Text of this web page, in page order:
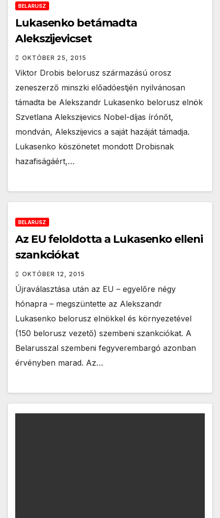
BELARUSZ
Lukasenko betámadta
Alekszijevicset
OKTÓBER 25, 2015
Viktor Drobis belorusz származású orosz
zeneszerző minszki előadóestjén nyilvánosan
támadta be Alekszandr Lukasenko belorusz elnök
Szvetlana Alekszijevics Nobel-díjas írónőt,
mondván, Alekszijevics a saját hazáját támadja.
Lukasenko köszönetet mondott Drobisnak
hazafiságáért,…
BELARUSZ
Az EU feloldotta a Lukasenko elleni
szankciókat
OKTÓBER 12, 2015
Újraválasztása után az EU – egyelőre négy
hónapra – megszüntette az Alekszandr
Lukasenko belorusz elnökkel és környezetével
(150 belorusz vezető) szembeni szankciókat. A
Belarusszal szembeni fegyverembargó azonban
érvényben marad. Az…